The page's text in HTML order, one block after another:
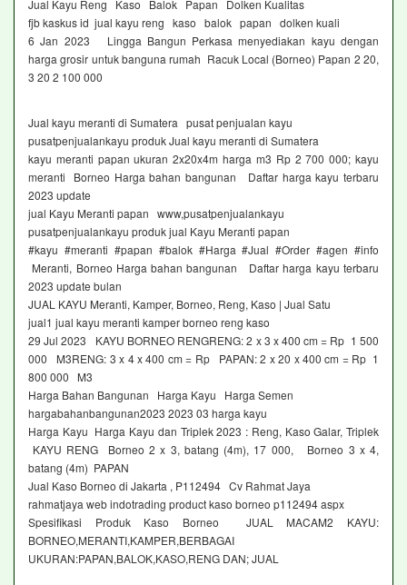
Jual Kayu Reng Kaso Balok Papan Dolken Kualitas
fjb kaskus id jual kayu reng kaso balok papan dolken kuali
6 Jan 2023 Lingga Bangun Perkasa menyediakan kayu dengan
harga grosir untuk banguna rumah Racuk Local (Borneo) Papan 2 20,
3 20 2 100 000
Jual kayu meranti di Sumatera pusat penjualan kayu
pusatpenjualankayu produk Jual kayu meranti di Sumatera
kayu meranti papan ukuran 2x20x4m harga m3 Rp 2 700 000; kayu
meranti Borneo Harga bahan bangunan Daftar harga kayu terbaru
2023 update
jual Kayu Meranti papan www,pusatpenjualankayu
pusatpenjualankayu produk jual Kayu Meranti papan
#kayu #meranti #papan #balok #Harga #Jual #Order #agen #info
Meranti, Borneo Harga bahan bangunan Daftar harga kayu terbaru
2023 update bulan
JUAL KAYU Meranti, Kamper, Borneo, Reng, Kaso | Jual Satu
jual1 jual kayu meranti kamper borneo reng kaso
29 Jul 2023 KAYU BORNEO RENGRENG: 2 x 3 x 400 cm = Rp 1 500
000 M3RENG: 3 x 4 x 400 cm = Rp PAPAN: 2 x 20 x 400 cm = Rp 1
800 000 M3
Harga Bahan Bangunan Harga Kayu Harga Semen
hargabahanbangunan2023 2023 03 harga kayu
Harga Kayu Harga Kayu dan Triplek 2023 : Reng, Kaso Galar, Triplek
KAYU RENG Borneo 2 x 3, batang (4m), 17 000, Borneo 3 x 4,
batang (4m) PAPAN
Jual Kaso Borneo di Jakarta , P112494 Cv Rahmat Jaya
rahmatjaya web indotrading product kaso borneo p112494 aspx
Spesifikasi Produk Kaso Borneo JUAL MACAM2 KAYU:
BORNEO,MERANTI,KAMPER,BERBAGAI
UKURAN:PAPAN,BALOK,KASO,RENG DAN; JUAL